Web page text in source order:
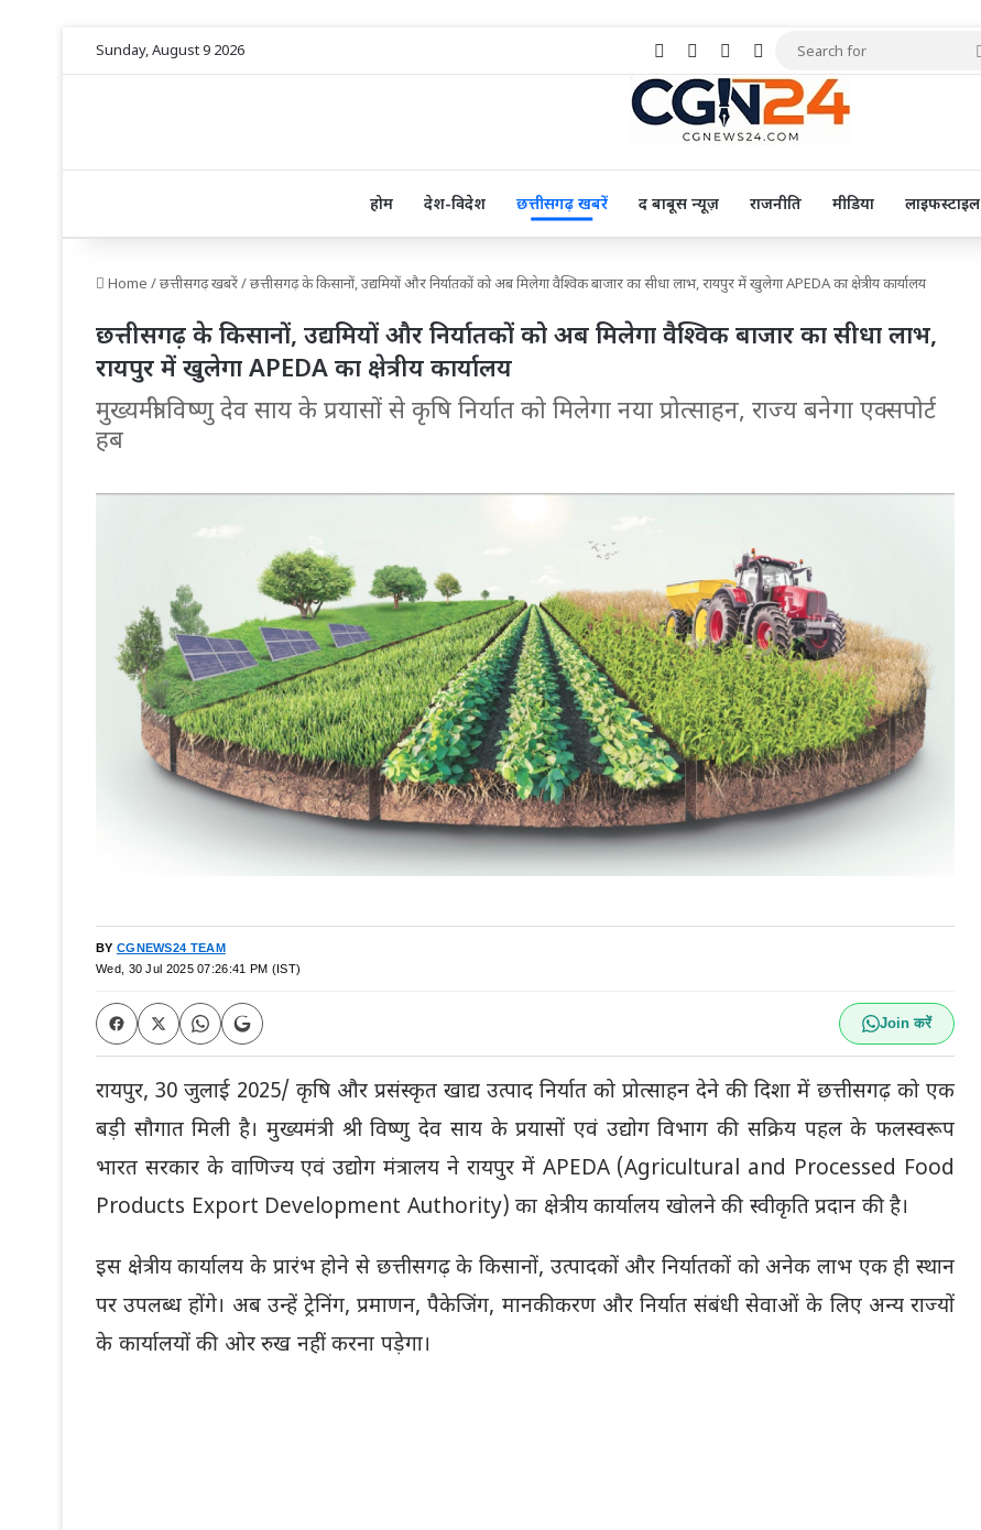
Sunday, August 9 2026 Facebook PinterestYouTube
होम देश-विदेश छत्तीसगढ़ खबरें द बाबूस न्यूज़ राजनीति मीडिया लाइफस्टाइल
Home /छत्तीसगढ़ खबरें/छत्तीसगढ़ के किसानों, उद्यमियों और निर्यातकों को अब मिलेगा वैश्विक बाजार का सीधा लाभ, रायपुर में खुलेगा APEDA का क्षेत्रीय कार्यालय
छत्तीसगढ़ के किसानों, उद्यमियों और निर्यातकों को अब मिलेगा वैश्विक बाजार का सीधा लाभ,
रायपुर में खुलेगा APEDA का क्षेत्रीय कार्यालय
मुख्यमंत्री विष्णु देव साय के प्रयासों से कृषि निर्यात को मिलेगा नया प्रोत्साहन, राज्य बनेगा एक्सपोर्ट
हब
BY CGNEWS24 TEAM
Wed, 30 Jul 2025 07:26:41 PM (IST)
Join करें
रायपुर, 30 जुलाई 2025/ कृषि और प्रसंस्कृत खाद्य उत्पाद निर्यात को प्रोत्साहन देने की दिशा में छत्तीसगढ़ को एक
बड़ी सौगात मिली है। मुख्यमंत्री श्री विष्णु देव साय के प्रयासों एवं उद्योग विभाग की सक्रिय पहल के फलस्वरूप
भारत सरकार के वाणिज्य एवं उद्योग मंत्रालय ने रायपुर में APEDA (Agricultural and Processed Food
Products Export Development Authority) का क्षेत्रीय कार्यालय खोलने की स्वीकृति प्रदान की है।
इस क्षेत्रीय कार्यालय के प्रारंभ होने से छत्तीसगढ़ के किसानों, उत्पादकों और निर्यातकों को अनेक लाभ एक ही स्थान
पर उपलब्ध होंगे। अब उन्हें ट्रेनिंग, प्रमाणन, पैकेजिंग, मानकीकरण और निर्यात संबंधी सेवाओं के लिए अन्य राज्यों
के कार्यालयों की ओर रुख नहीं करना पड़ेगा।